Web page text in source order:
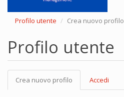
Profilo utente Crea nuovo profilo
Profilo utente
Schede
primarie
Crea nuovo profilo (scheda
attiva)
Accedi